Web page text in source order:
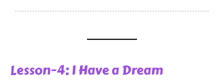
Lesson-4: I Have a Dream